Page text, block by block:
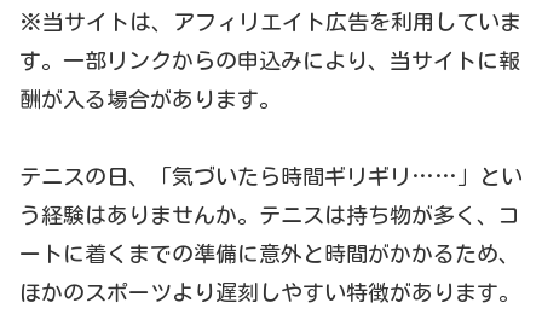
※当サイトは、アフィリエイト広告を利用していま
す。一部リンクからの申込みにより、当サイトに報
酬が入る場合があります。
テニスの日、「気づいたら時間ギリギリ……」とい
う経験はありませんか。テニスは持ち物が多く、コ
ートに着くまでの準備に意外と時間がかかるため、
ほかのスポーツより遅刻しやすい特徴があります。